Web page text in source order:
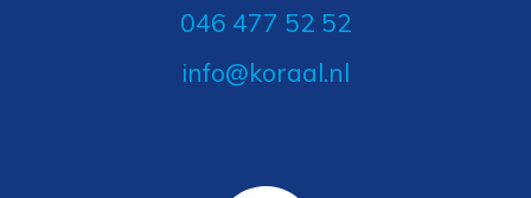
046 477 52 52
info@koraal.nl